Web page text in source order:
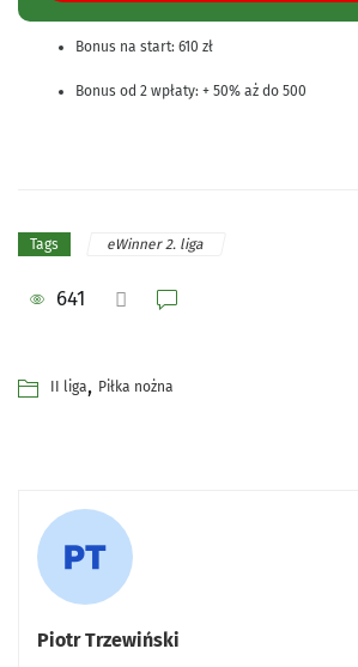
Bonus na start: 610 zł
Bonus od 2 wpłaty: + 50% aż do 500
Tags eWinner 2. liga
641
II liga, Piłka nożna
Piotr Trzewiński